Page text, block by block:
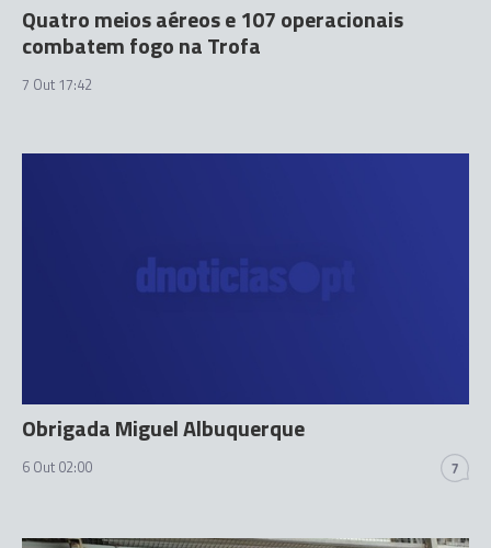
Quatro meios aéreos e 107 operacionais
combatem fogo na Trofa
7 Out 17:42
Obrigada Miguel Albuquerque
6 Out 02:00 7